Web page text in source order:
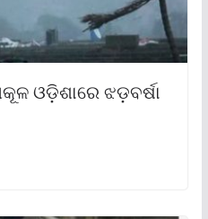
ଓଡ଼ିଶାରେ ଝଡ଼ବର୍ଷା